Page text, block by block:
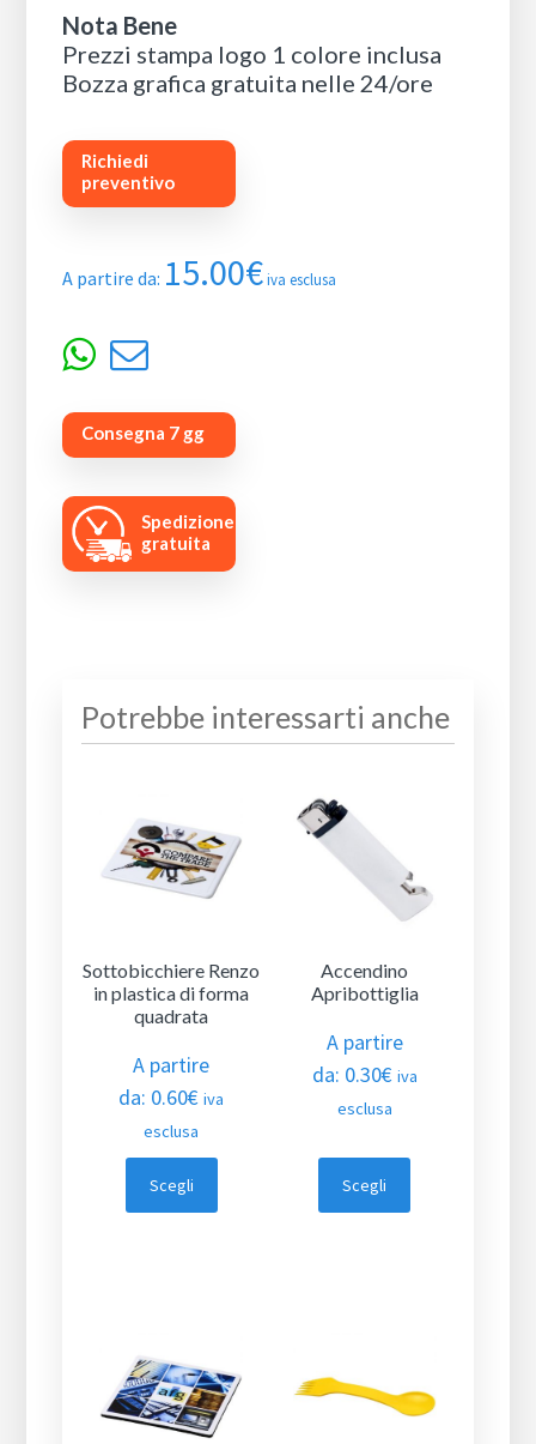
Nota Bene
Prezzi stampa logo 1 colore inclusa
Bozza grafica gratuita nelle 24/ore
Richiedi
preventivo
A partire da: 15.00€ iva esclusa
Consegna 7 gg
Spedizione
gratuita
Potrebbe interessarti anche
Sottobicchiere Renzo
in plastica di forma
quadrata
A partire
da: 0.60€ iva
esclusa
Scegli
Accendino
Apribottiglia
A partire
da: 0.30€ iva
esclusa
Scegli